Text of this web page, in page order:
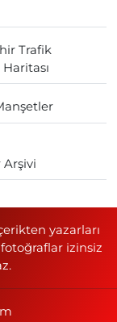
Trafik
Arşivi
yazarları
izinsiz